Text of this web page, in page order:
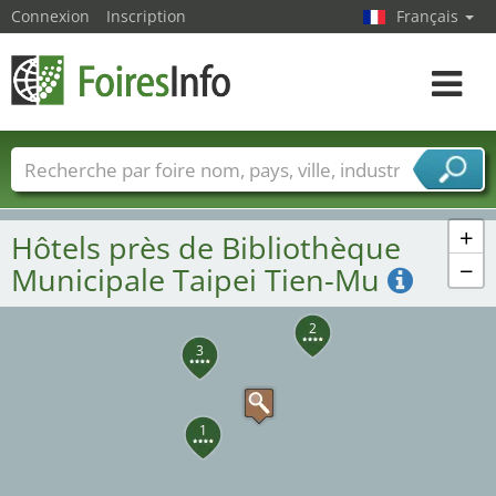
1
2
3
+
−
Hôtels près de Bibliothèque
Municipale Taipei Tien-Mu
Connexion Inscription Français
Toggle
Foire noms Pays Villes
Secteurs de foire
Secteurs du fournisseur de services